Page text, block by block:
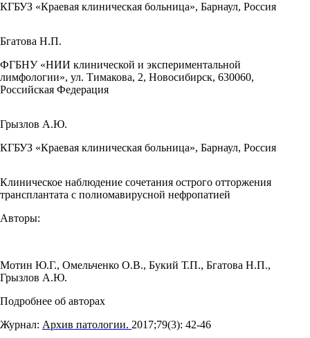
КГБУЗ «Краевая клиническая больница», Барнаул, Россия
Бгатова Н.П.
ФГБНУ «НИИ клинической и экспериментальной
лимфологии», ул. Тимакова, 2, Новосибирск, 630060,
Российская Федерация
Грызлов А.Ю.
КГБУЗ «Краевая клиническая больница», Барнаул, Россия
Клиническое наблюдение сочетания острого отторжения
трансплантата с полиомавирусной нефропатией
Авторы:
Мотин Ю.Г., Омельченко О.В., Букий Т.П., Бгатова Н.П.,
Грызлов А.Ю.
Подробнее об авторах
Журнал: Архив патологии. 2017;79(3): 42‑46